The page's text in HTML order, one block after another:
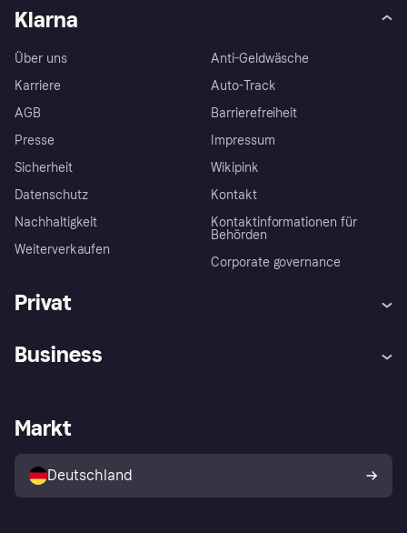
Klarna
Über uns
Karriere
AGB
Presse
Sicherheit
Datenschutz
Nachhaltigkeit
Weiterverkaufen
Anti-Geldwäsche
Auto-Track
Barrierefreiheit
Impressum
Wikipink
Kontakt
Kontaktinformationen für
Behörden
Corporate governance
Privat
Klarna App
Shops entdecken
Käuferschutzrichtlinie
Dein Widerrufsrecht
Business
Händlerportal
Markt
Deutschland